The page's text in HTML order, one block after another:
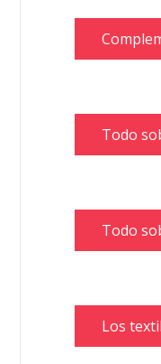
Todo
Todo
Los